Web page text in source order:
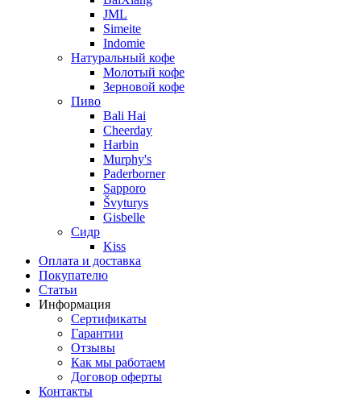
JML
Simeite
Indomie
Натуральный кофе
Молотый кофе
Зерновой кофе
Пиво
Bali Hai
Cheerday
Harbin
Murphy's
Paderborner
Sapporo
Švyturys
Gisbelle
Сидр
Kiss
Оплата и доставка
Покупателю
Статьи
Информация
Сертификаты
Гарантии
Отзывы
Как мы работаем
Договор оферты
Контакты